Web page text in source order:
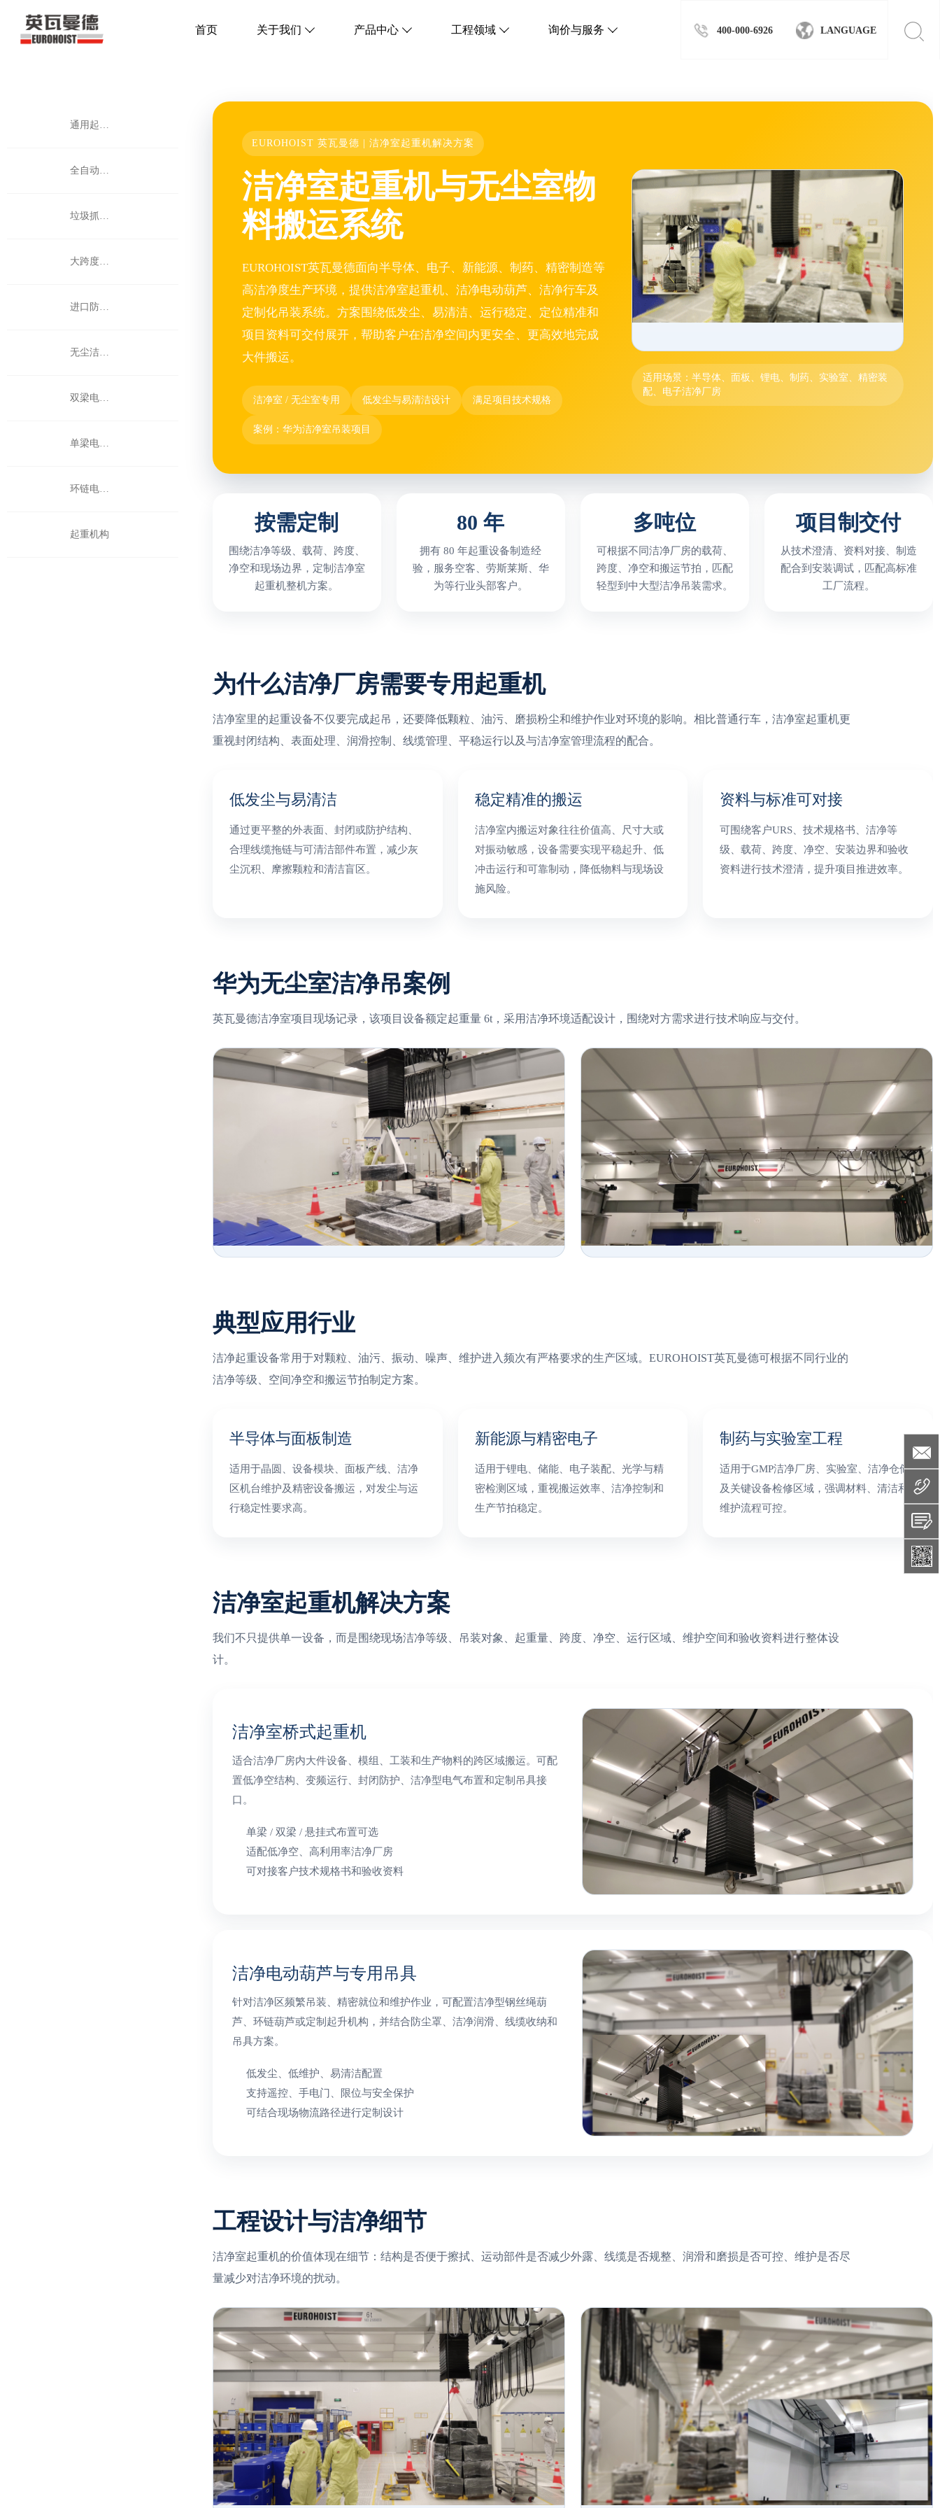
首页 关于我们  产品中心  工程领域  询价与服务  400-000-6926 LANGUAGE
通用起重机
全自动无人智能
垃圾抓斗起重机
大跨度悬挂式多支点
进口防爆起重机
无尘洁净室起重机
双梁电动葫芦
单梁电动葫芦
环链电动葫芦
起重机构
EUROHOIST 英瓦曼德 | 洁净室起重机解决方案
洁净室起重机与无尘室物
料搬运系统
EUROHOIST英瓦曼德面向半导体、电子、新能源、制药、精密制造等
高洁净度生产环境，提供洁净室起重机、洁净电动葫芦、洁净行车及
定制化吊装系统。方案围绕低发尘、易清洁、运行稳定、定位精准和
项目资料可交付展开，帮助客户在洁净空间内更安全、更高效地完成
大件搬运。
洁净室 / 无尘室专用 低发尘与易清洁设计 满足项目技术规格
案例：华为洁净室吊装项目
适用场景：半导体、面板、锂电、制药、实验室、精密装
配、电子洁净厂房
按需定制
围绕洁净等级、载荷、跨度、
净空和现场边界，定制洁净室
起重机整机方案。
80 年
拥有 80 年起重设备制造经
验，服务空客、劳斯莱斯、华
为等行业头部客户。
多吨位
可根据不同洁净厂房的载荷、
跨度、净空和搬运节拍，匹配
轻型到中大型洁净吊装需求。
项目制交付
从技术澄清、资料对接、制造
配合到安装调试，匹配高标准
工厂流程。
为什么洁净厂房需要专用起重机
洁净室里的起重设备不仅要完成起吊，还要降低颗粒、油污、磨损粉尘和维护作业对环境的影响。相比普通行车，洁净室起重机更
重视封闭结构、表面处理、润滑控制、线缆管理、平稳运行以及与洁净室管理流程的配合。
低发尘与易清洁
通过更平整的外表面、封闭或防护结构、
合理线缆拖链与可清洁部件布置，减少灰
尘沉积、摩擦颗粒和清洁盲区。
稳定精准的搬运
洁净室内搬运对象往往价值高、尺寸大或
对振动敏感，设备需要实现平稳起升、低
冲击运行和可靠制动，降低物料与现场设
施风险。
资料与标准可对接
可围绕客户URS、技术规格书、洁净等
级、载荷、跨度、净空、安装边界和验收
资料进行技术澄清，提升项目推进效率。
华为无尘室洁净吊案例
英瓦曼德洁净室项目现场记录，该项目设备额定起重量 6t，采用洁净环境适配设计，围绕对方需求进行技术响应与交付。
典型应用行业
洁净起重设备常用于对颗粒、油污、振动、噪声、维护进入频次有严格要求的生产区域。EUROHOIST英瓦曼德可根据不同行业的
洁净等级、空间净空和搬运节拍制定方案。
半导体与面板制造
适用于晶圆、设备模块、面板产线、洁净
区机台维护及精密设备搬运，对发尘与运
行稳定性要求高。
新能源与精密电子
适用于锂电、储能、电子装配、光学与精
密检测区域，重视搬运效率、洁净控制和
生产节拍稳定。
制药与实验室工程
适用于GMP洁净厂房、实验室、洁净仓储
及关键设备检修区域，强调材料、清洁和
维护流程可控。
洁净室起重机解决方案
我们不只提供单一设备，而是围绕现场洁净等级、吊装对象、起重量、跨度、净空、运行区域、维护空间和验收资料进行整体设
计。
洁净室桥式起重机
适合洁净厂房内大件设备、模组、工装和生产物料的跨区域搬运。可配
置低净空结构、变频运行、封闭防护、洁净型电气布置和定制吊具接
口。
单梁 / 双梁 / 悬挂式布置可选
适配低净空、高利用率洁净厂房
可对接客户技术规格书和验收资料
洁净电动葫芦与专用吊具
针对洁净区频繁吊装、精密就位和维护作业，可配置洁净型钢丝绳葫
芦、环链葫芦或定制起升机构，并结合防尘罩、洁净润滑、线缆收纳和
吊具方案。
低发尘、低维护、易清洁配置
支持遥控、手电门、限位与安全保护
可结合现场物流路径进行定制设计
工程设计与洁净细节
洁净室起重机的价值体现在细节：结构是否便于擦拭、运动部件是否减少外露、线缆是否规整、润滑和磨损是否可控、维护是否尽
量减少对洁净环境的扰动。